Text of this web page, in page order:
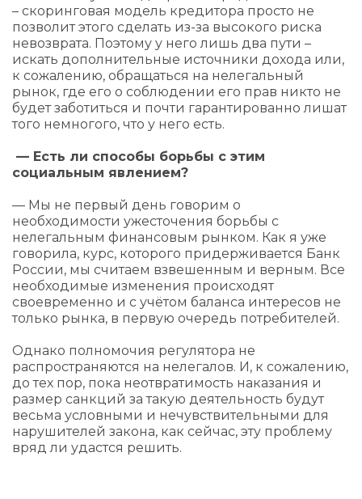
– скоринговая модель кредитора просто не
позволит этого сделать из-за высокого риска
невозврата. Поэтому у него лишь два пути –
искать дополнительные источники дохода или,
к сожалению, обращаться на нелегальный
рынок, где его о соблюдении его прав никто не
будет заботиться и почти гарантированно лишат
того немногого, что у него есть.
— Есть ли способы борьбы с этим
социальным явлением?
— Мы не первый день говорим о
необходимости ужесточения борьбы с
нелегальным финансовым рынком. Как я уже
говорила, курс, которого придерживается Банк
России, мы считаем взвешенным и верным. Все
необходимые изменения происходят
своевременно и с учётом баланса интересов не
только рынка, в первую очередь потребителей.
Однако полномочия регулятора не
распространяются на нелегалов. И, к сожалению,
до тех пор, пока неотвратимость наказания и
размер санкций за такую деятельность будут
весьма условными и нечувствительными для
нарушителей закона, как сейчас, эту проблему
вряд ли удастся решить.